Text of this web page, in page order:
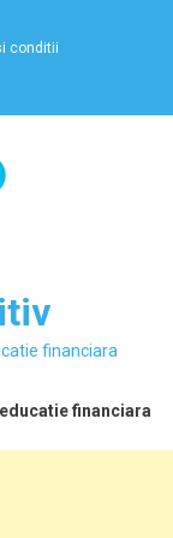
conditii
financiara
financiara